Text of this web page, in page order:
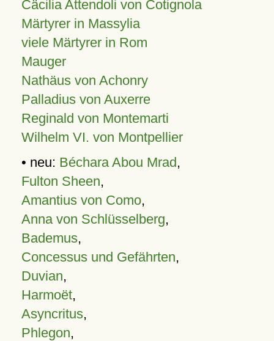
Cäcilia Attendoli von Cotignola
Märtyrer in Massylia
viele Märtyrer in Rom
Mauger
Nathäus von Achonry
Palladius von Auxerre
Reginald von Montemarti
Wilhelm VI. von Montpellier
• neu: Béchara Abou Mrad,
Fulton Sheen,
Amantius von Como,
Anna von Schlüsselberg,
Bademus,
Concessus und Gefährten,
Duvian,
Harmoët,
Asyncritus,
Phlegon,